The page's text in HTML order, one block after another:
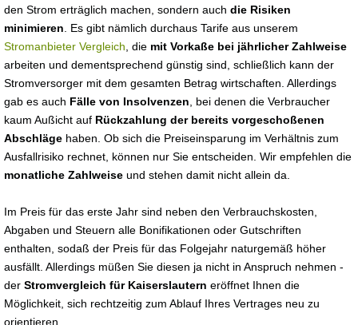
den Strom erträglich machen, sondern auch die Risiken
minimieren . Es gibt nämlich durchaus Tarife aus unserem
Stromanbieter Vergleich , die mit Vorkaße bei jährlicher Zahlweise
arbeiten und dementsprechend günstig sind, schließlich kann der
Stromversorger mit dem gesamten Betrag wirtschaften. Allerdings
gab es auch Fälle von Insolvenzen , bei denen die Verbraucher
kaum Außicht auf Rückzahlung der bereits vorgeschoßenen
Abschläge haben. Ob sich die Preiseinsparung im Verhältnis zum
Ausfallrisiko rechnet, können nur Sie entscheiden. Wir empfehlen die
monatliche Zahlweise und stehen damit nicht allein da.
Im Preis für das erste Jahr sind neben den Verbrauchskosten,
Abgaben und Steuern alle Bonifikationen oder Gutschriften
enthalten, sodaß der Preis für das Folgejahr naturgemäß höher
ausfällt. Allerdings müßen Sie diesen ja nicht in Anspruch nehmen -
der Stromvergleich für Kaiserslautern eröffnet Ihnen die
Möglichkeit, sich rechtzeitig zum Ablauf Ihres Vertrages neu zu
orientieren.